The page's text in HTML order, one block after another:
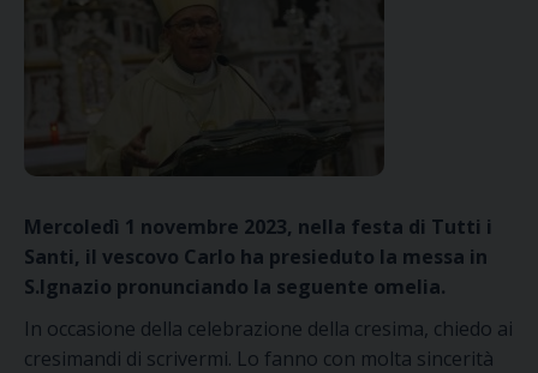
Mercoledì 1 novembre 2023, nella festa di Tutti i
Santi, il vescovo Carlo ha presieduto la messa in
S.Ignazio pronunciando la seguente omelia.
In occasione della celebrazione della cresima, chiedo ai
cresimandi di scrivermi. Lo fanno con molta sincerità